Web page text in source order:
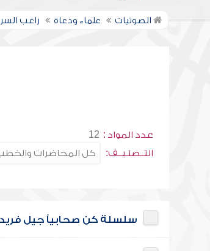
الصوتيات علماء ودعاة راغب
عدد المواد : 12
التــصنـيــف:
سلسلة كن صحابياً جيل فريد